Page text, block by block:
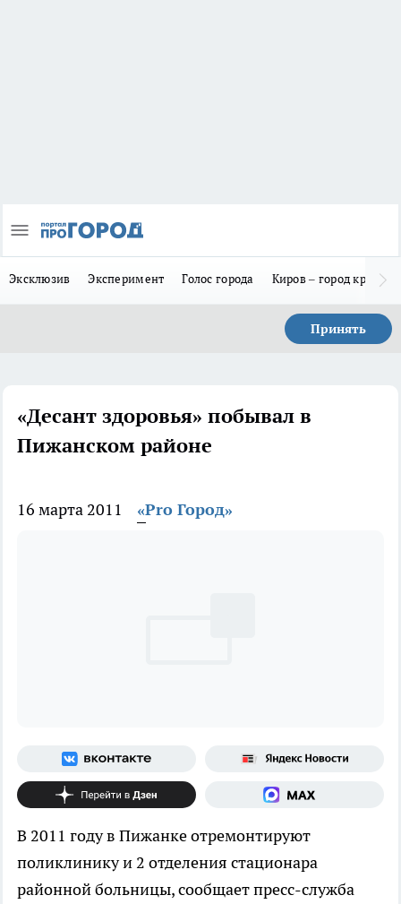
Эксклюзив Эксперимент Голос города Киров – город
Принять
«Десант здоровья» побывал в
Пижанском районе
16 марта 2011 «Pro Город»
В 2011 году в Пижанке отремонтируют
поликлинику и 2 отделения стационара
районной больницы, сообщает пресс-служба